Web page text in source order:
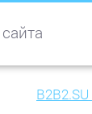
B2B2.SU